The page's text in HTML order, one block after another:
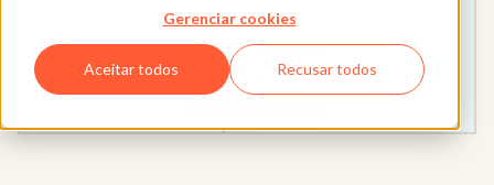
Gerenciar cookies
Aceitar todos Recusar todos